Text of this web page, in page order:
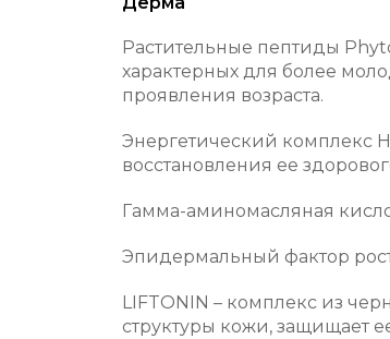
Растительные пептиды
характерных для более
проявления возраста.
Энергетический комплекс
восстановления ее
Гамма-аминомасляная
Эпидермальный фактор
LIFTONIN – комплекс из
структуры кожи, защищает